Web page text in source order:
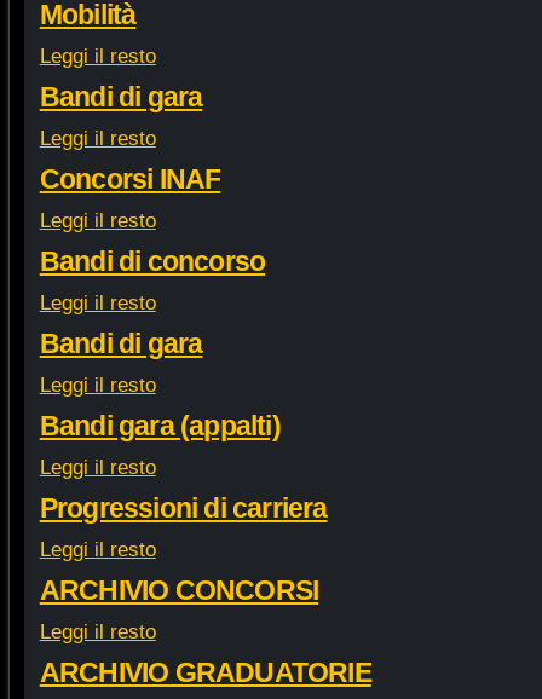
Mobilità
Leggi il resto
Bandi di gara
Leggi il resto
Concorsi INAF
Leggi il resto
Bandi di concorso
Leggi il resto
Bandi di gara
Leggi il resto
Bandi gara (appalti)
Leggi il resto
Progressioni di carriera
Leggi il resto
ARCHIVIO CONCORSI
Leggi il resto
ARCHIVIO GRADUATORIE